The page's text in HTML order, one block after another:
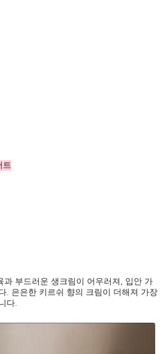
트
과 부드러운 생크림이 어우러져, 입안 가
. 은은한 키르쉬 향의 크림이 더해져 가장
다.